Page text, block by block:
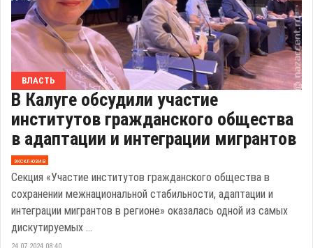
ВЛАСТЬ
В Калуге обсудили участие
институтов гражданского общества
в адаптации и интеграции мигрантов
эксклюзив
Секция «Участие институтов гражданского общества в
сохранении межнациональной стабильности, адаптации и
интеграции мигрантов в регионе» оказалась одной из самых
дискутируемых ...